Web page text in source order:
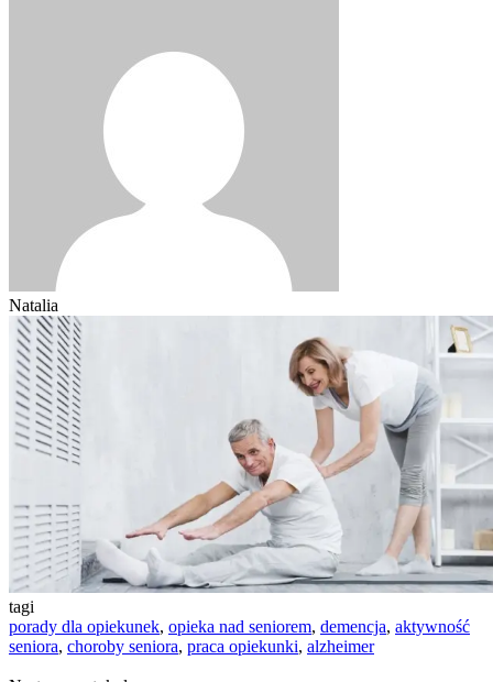
Natalia
tagi
porady dla opiekunek, opieka nad seniorem, demencja, aktywność
seniora, choroby seniora, praca opiekunki, alzheimer